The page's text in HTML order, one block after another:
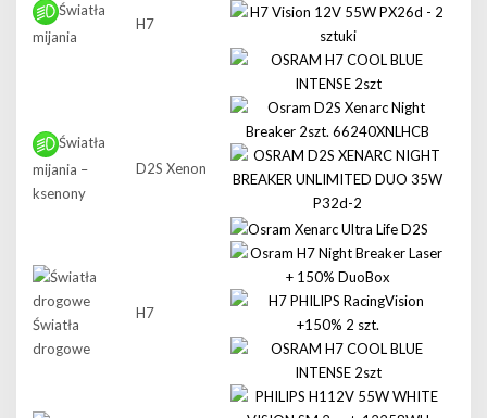
Światła
mijania
H7
Światła
mijania –
ksenony
D2S Xenon
Światła
drogowe
H7